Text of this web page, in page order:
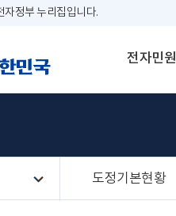
자정부 누리집입니다.
전자민원
도정기본현황